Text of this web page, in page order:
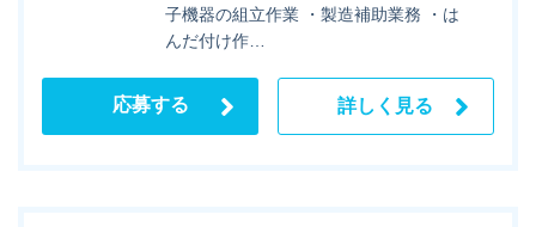
子機器の組立作業 ・製造補助業務 ・は
んだ付け作…
応募する 詳しく見る